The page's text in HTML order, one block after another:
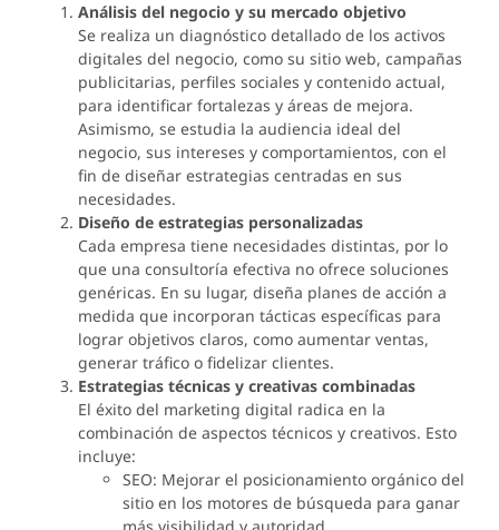
Análisis del negocio y su mercado objetivo
Se realiza un diagnóstico detallado de los activos
digitales del negocio, como su sitio web, campañas
publicitarias, perfiles sociales y contenido actual,
para identificar fortalezas y áreas de mejora.
Asimismo, se estudia la audiencia ideal del
negocio, sus intereses y comportamientos, con el
fin de diseñar estrategias centradas en sus
necesidades.
Diseño de estrategias personalizadas
Cada empresa tiene necesidades distintas, por lo
que una consultoría efectiva no ofrece soluciones
genéricas. En su lugar, diseña planes de acción a
medida que incorporan tácticas específicas para
lograr objetivos claros, como aumentar ventas,
generar tráfico o fidelizar clientes.
Estrategias técnicas y creativas combinadas
El éxito del marketing digital radica en la
combinación de aspectos técnicos y creativos. Esto
incluye:
SEO: Mejorar el posicionamiento orgánico del
sitio en los motores de búsqueda para ganar